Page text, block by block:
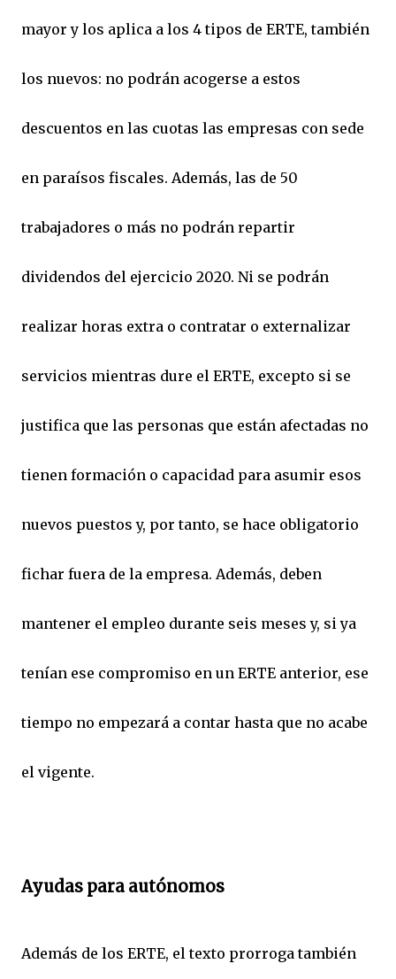
mayor y los aplica a los 4 tipos de ERTE, también
los nuevos: no podrán acogerse a estos
descuentos en las cuotas las empresas con sede
en paraísos fiscales. Además, las de 50
trabajadores o más no podrán repartir
dividendos del ejercicio 2020. Ni se podrán
realizar horas extra o contratar o externalizar
servicios mientras dure el ERTE, excepto si se
justifica que las personas que están afectadas no
tienen formación o capacidad para asumir esos
nuevos puestos y, por tanto, se hace obligatorio
fichar fuera de la empresa. Además, deben
mantener el empleo durante seis meses y, si ya
tenían ese compromiso en un ERTE anterior, ese
tiempo no empezará a contar hasta que no acabe
el vigente.
Ayudas para autónomos
Además de los ERTE, el texto prorroga también